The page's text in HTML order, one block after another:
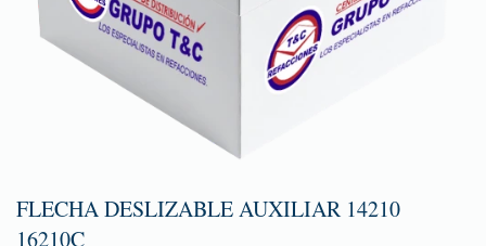
FLECHA DESLIZABLE AUXILIAR 14210
16210C